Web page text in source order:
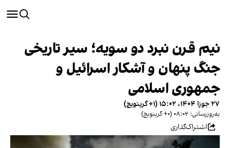
نیم‌ قرن نبرد دو سویه؛ سیر تاریخی
جنگ پنهان و آشکار اسرائیل و
جمهوری اسلامی
۲۷ جوزا ۱۴۰۴، ۱۵:۰۲ (‎+۱ گرینویچ)
به‌روزرسانی: ۰۸:۰۲ (‎+۰ گرینویچ)
اشتراک‌گذاری